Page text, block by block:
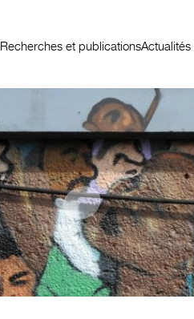
Recherches et publicationsActualités